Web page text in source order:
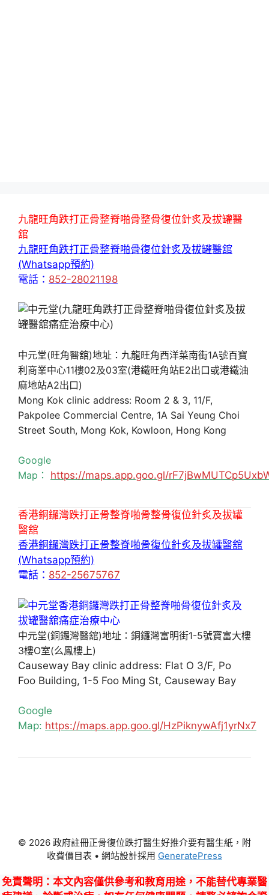
九龍旺角跌打正骨整脊啪骨整骨復位針炙及拔罐醫
舘
九龍旺角跌打正骨整脊啪骨復位針炙及拔罐醫舘
(Whatsapp預約)
電話： 852-28021198
中元堂(旺角醫舘)地址：九龍旺角西洋菜南街1A號百寶
利商業中心11樓02及03室(港鐵旺角站E2出口或港鐵油
麻地站A2出口)
Mong Kok clinic address: Room 2 & 3, 11/F,
Pakpolee Commercial Centre, 1A Sai Yeung Choi
Street South, Mong Kok, Kowloon, Hong Kong
Google
Map： https://maps.app.goo.gl/
香港銅鑼灣跌打正骨整脊啪骨整骨復位針炙及拔罐
醫舘
香港銅鑼灣跌打正骨整脊啪骨復位針炙及拔罐醫舘
(Whatsapp預約)
電話： 852-25675767
中元堂(銅鑼灣醫舘)地址：銅鑼灣富明街1-5號寶富大樓
3樓O室(么鳳樓上)
Causeway Bay clinic address: Flat O 3/F, Po
Foo Building, 1-5 Foo Ming St, Causeway Bay
Google
Map: https://maps.app.goo.gl/HzPiknywAfj1yrNx7
© 2026 政府註冊正骨復位跌打醫生好推介要有醫生紙，附
收費價目表 • 網站設計採用 GeneratePress
免責聲明 ：本文內容僅供參考和教育用途，不能替代專業醫